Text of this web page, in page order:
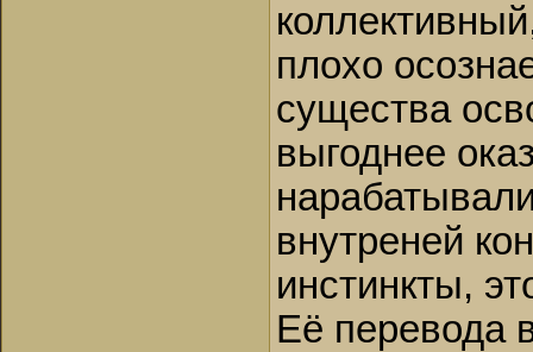
плохо
существа
выгоднее
внутреней
инстинкты,
Её перевода